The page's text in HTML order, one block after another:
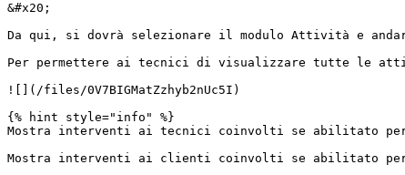
&#x20;
Da qui, si dovrà selezionare il modulo Attività e
Per permettere ai tecnici di visualizzare tutte le
![](/files/0V7BIGMatZzhyb2nUc5I)
{% hint style="info" %}
Mostra interventi ai tecnici coinvolti se abilitato
Mostra interventi ai clienti coinvolti se abilitato